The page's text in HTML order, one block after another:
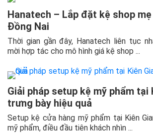
Hanatech – Lắp đặt kệ shop
Đồng Nai
Thời gian gần đây, Hanatech liên tục
mời hợp tác cho mô hình giá kệ shop ...
Giải pháp setup kệ mỹ phẩm tại
trưng bày hiệu quả
Setup kệ cửa hàng mỹ phẩm tại Kiên
mỹ phẩm, điều đầu tiên khách nhìn ...